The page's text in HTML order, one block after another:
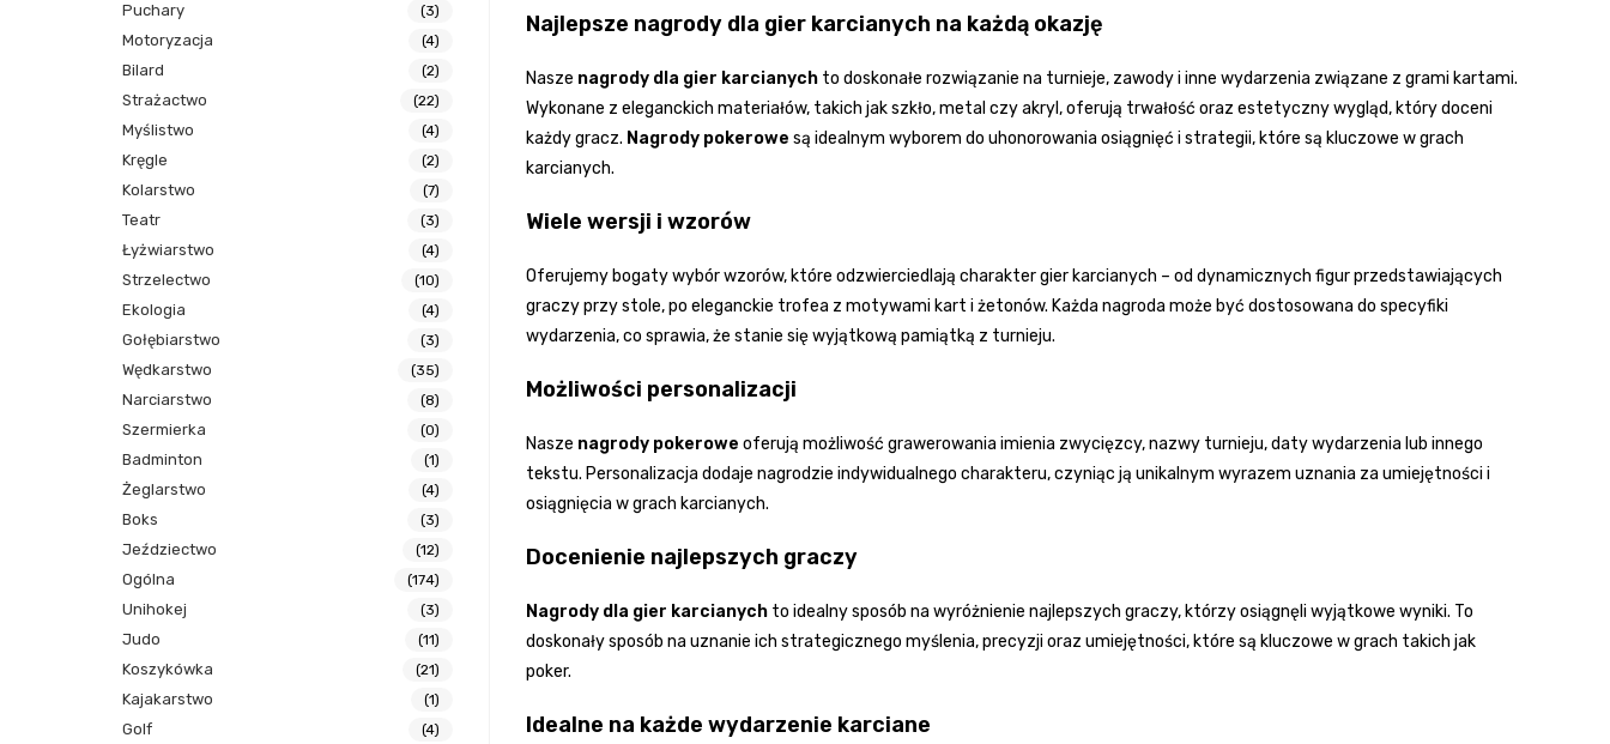
Najlepsze nagrody dla gier karcianych na każdą okazję
Nasze nagrody dla gier karcianych to doskonałe rozwiązanie na turnieje, zawody i inne wydarzenia związane z grami kartami.
Wykonane z eleganckich materiałów, takich jak szkło, metal czy akryl, oferują trwałość oraz estetyczny wygląd, który doceni
każdy gracz. Nagrody pokerowe są idealnym wyborem do uhonorowania osiągnięć i strategii, które są kluczowe w grach
karcianych.
Wiele wersji i wzorów
Oferujemy bogaty wybór wzorów, które odzwierciedlają charakter gier karcianych – od dynamicznych figur przedstawiających
graczy przy stole, po eleganckie trofea z motywami kart i żetonów. Każda nagroda może być dostosowana do specyfiki
wydarzenia, co sprawia, że stanie się wyjątkową pamiątką z turnieju.
Możliwości personalizacji
Nasze nagrody pokerowe oferują możliwość grawerowania imienia zwycięzcy, nazwy turnieju, daty wydarzenia lub innego
tekstu. Personalizacja dodaje nagrodzie indywidualnego charakteru, czyniąc ją unikalnym wyrazem uznania za umiejętności i
osiągnięcia w grach karcianych.
Docenienie najlepszych graczy
Nagrody dla gier karcianych to idealny sposób na wyróżnienie najlepszych graczy, którzy osiągnęli wyjątkowe wyniki. To
doskonały sposób na uznanie ich strategicznego myślenia, precyzji oraz umiejętności, które są kluczowe w grach takich jak
poker.
Idealne na każde wydarzenie karciane
Puchary (3)
Motoryzacja (4)
Bilard (2)
Strażactwo (22)
Myślistwo (4)
Kręgle (2)
Kolarstwo (7)
Teatr (3)
Łyżwiarstwo (4)
Strzelectwo (10)
Ekologia (4)
Gołębiarstwo (3)
Wędkarstwo (35)
Narciarstwo (8)
Szermierka (0)
Badminton (1)
Żeglarstwo (4)
Boks (3)
Jeździectwo (12)
Ogólna (174)
Unihokej (3)
Judo (11)
Koszykówka (21)
Kajakarstwo (1)
Golf (4)